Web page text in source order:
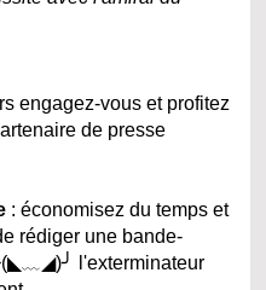
engagez-vous et profitez
de presse
: économisez du temps et
rédiger une bande-
l'exterminateur